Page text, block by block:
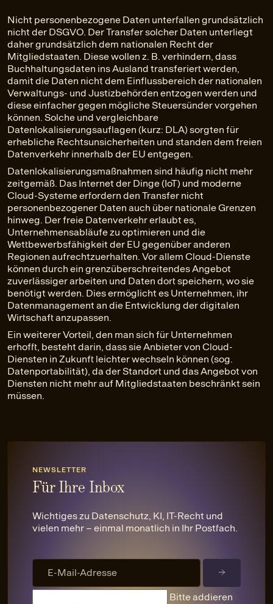
Nicht personenbezogene Daten unterfallen grundsätzlich
nicht der DSGVO. Der Transfer solcher Daten unterliegt
daher grundsätzlich dem nationalen Recht der
Mitgliedstaaten. Diese wollen z. B. verhindern, dass
Buchhaltungsdaten ins Ausland transferiert werden,
damit die Daten nicht dem Einflussbereich der nationalen
Verwaltungs- und Justizbehörden entzogen werden und
diese einfacher gegen mögliche Steuersünder vorgehen
können. Solche und vergleichbare
Datenlokalisierungsauflagen (kurz: DLA) sorgten für
erhebliche Rechtsunsicherheiten und standen dem freien
Datenverkehr innerhalb der EU entgegen.
Datenlokalisierungsmaßnahmen sind häufig nicht mehr
zeitgemäß. Das Internet der Dinge (IoT) und moderne
Cloud-Systeme erfordern den Transfer nicht
personenbezogener Daten auch über nationale Grenzen
hinweg. Der freie Datenverkehr erlaubt es,
Unternehmensabläufe zu optimieren und die
Wettbewerbsfähigkeit der EU gegenüber anderen
Regionen aufrechtzuerhalten. Vor allem Cloud-Dienste
können durch ein grenzüberschreitendes Angebot
zuverlässiger arbeiten und Daten dort speichern, wo sie
benötigt werden. Dies ermöglicht es Unternehmen, ihr
Datenmanagement an die Entwicklung der digitalen
Wirtschaft anzupassen.
Ein weiterer Vorteil, den man sich für Unternehmen
erhofft, besteht darin, dass sie Anbieter von Cloud-
Diensten in Zukunft leichter wechseln können (sog.
Datenportabilität), da der Standort und das Angebot von
Diensten nicht mehr auf Mitgliedstaaten beschränkt sein
müssen.
NEWSLETTER
Für Ihre Inbox
Wichtiges zu Datenschutz, KI, IT-Recht und
vielen mehr – einmal monatlich in Ihr Postfach.
Bitte addieren